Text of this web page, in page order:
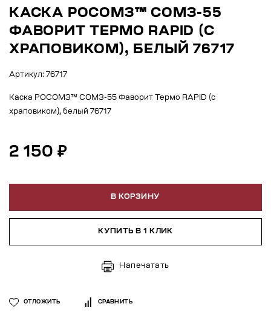
КАСКА РОСОМЗ™ СОМЗ-55
ФАВОРИТ ТЕРМО RAPID (С
ХРАПОВИКОМ), БЕЛЫЙ 76717
Артикул: 76717
Каска РОСОМЗ™ СОМЗ-55 Фаворит Термо RAPID (с
храповиком), белый 76717
2 150 ₽
В КОРЗИНУ
КУПИТЬ В 1 КЛИК
Напечатать
ОТЛОЖИТЬ СРАВНИТЬ